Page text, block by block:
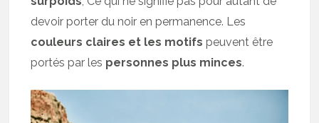
devoir porter du noir en permanence. Les
couleurs claires et les motifs peuvent être
portés par les personnes plus minces.